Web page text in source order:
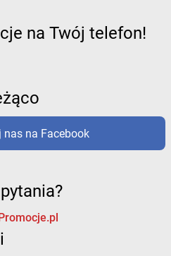
na Twój telefon!
nas na Facebook